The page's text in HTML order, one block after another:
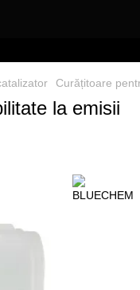
Curățitoare
la emisii